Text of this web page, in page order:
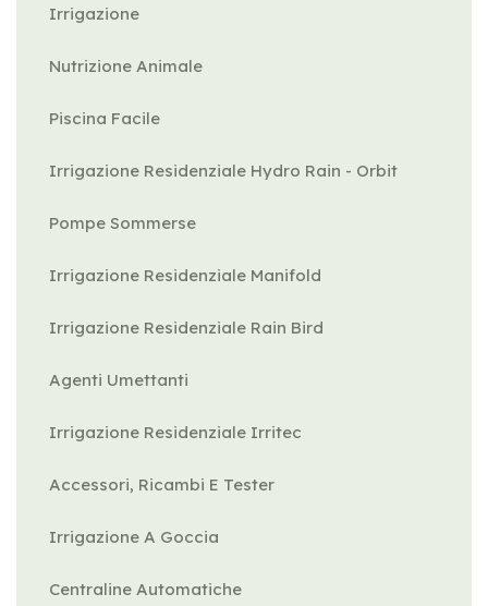
Irrigazione
Nutrizione Animale
Piscina Facile
Irrigazione Residenziale Hydro Rain - Orbit
Pompe Sommerse
Irrigazione Residenziale Manifold
Irrigazione Residenziale Rain Bird
Agenti Umettanti
Irrigazione Residenziale Irritec
Accessori, Ricambi E Tester
Irrigazione A Goccia
Centraline Automatiche